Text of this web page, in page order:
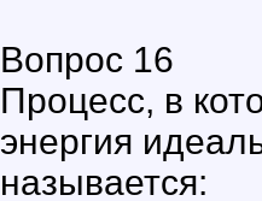
Вопрос 16
Процесс, в
энергия
называется: